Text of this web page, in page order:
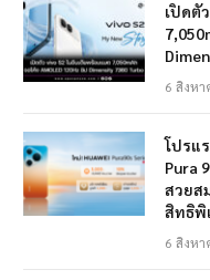
เปิดตั
6 สิงห
โปรแ
Pura
สวยส
สิทธิพิ
6 สิงห